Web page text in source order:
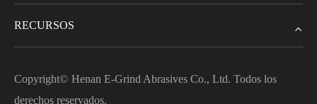
RECURSOS
Copyright© Henan E-Grind Abrasives Co., Ltd. Todos los
derechos reservados.